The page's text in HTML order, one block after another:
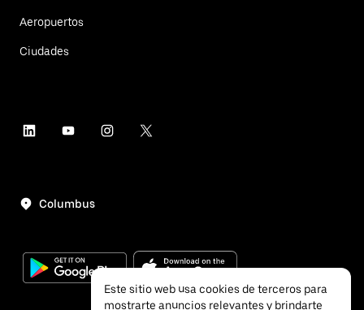
Aeropuertos
Ciudades
Columbus
Este sitio web usa cookies de terceros para
mostrarte anuncios relevantes y brindarte